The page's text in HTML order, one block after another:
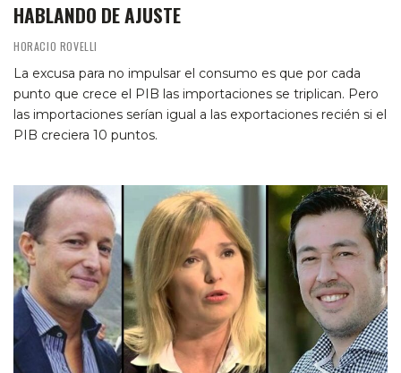
HABLANDO DE AJUSTE
HORACIO ROVELLI
La excusa para no impulsar el consumo es que por cada
punto que crece el PIB las importaciones se triplican. Pero
las importaciones serían igual a las exportaciones recién si el
PIB creciera 10 puntos.